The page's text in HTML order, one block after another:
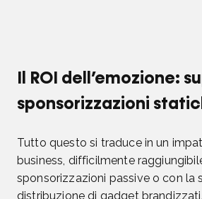
Il ROI dell’emozione:
sponsorizzazioni
Tutto questo si traduce in un
business, difficilmente
sponsorizzazioni passive o con la
distribuzione di gadget brandizzati.